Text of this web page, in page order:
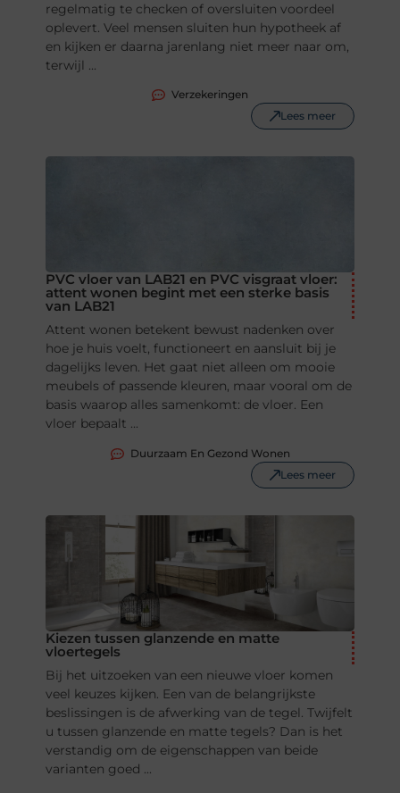
regelmatig te checken of oversluiten voordeel
oplevert. Veel mensen sluiten hun hypotheek af
en kijken er daarna jarenlang niet meer naar om,
terwijl ...
Verzekeringen
Lees meer
PVC vloer van LAB21 en PVC visgraat vloer:
attent wonen begint met een sterke basis
van LAB21
Attent wonen betekent bewust nadenken over
hoe je huis voelt, functioneert en aansluit bij je
dagelijks leven. Het gaat niet alleen om mooie
meubels of passende kleuren, maar vooral om de
basis waarop alles samenkomt: de vloer. Een
vloer bepaalt ...
Duurzaam En Gezond Wonen
Lees meer
Kiezen tussen glanzende en matte
vloertegels
Bij het uitzoeken van een nieuwe vloer komen
veel keuzes kijken. Een van de belangrijkste
beslissingen is de afwerking van de tegel. Twijfelt
u tussen glanzende en matte tegels? Dan is het
verstandig om de eigenschappen van beide
varianten goed ...